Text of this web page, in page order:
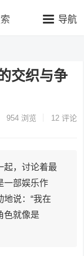
导航
交织与争
954浏览 12 评论
起，讨论着最
一部娱乐作
说：“我在
色就像是